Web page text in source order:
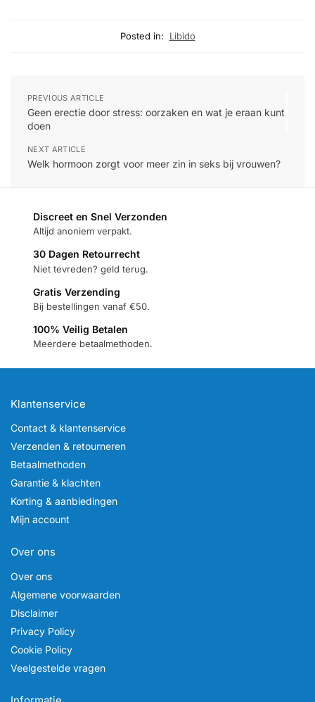
Posted in: Libido
PREVIOUS ARTICLE
Geen erectie door stress: oorzaken en wat je eraan kunt
doen
NEXT ARTICLE
Welk hormoon zorgt voor meer zin in seks bij vrouwen?
Discreet en Snel Verzonden
Altijd anoniem verpakt.
30 Dagen Retourrecht
Niet tevreden? geld terug.
Gratis Verzending
Bij bestellingen vanaf €50.
100% Veilig Betalen
Meerdere betaalmethoden.
Klantenservice
Contact & klantenservice
Verzenden & retourneren
Betaalmethoden
Garantie & klachten
Korting & aanbiedingen
Mijn account
Over ons
Over ons
Algemene voorwaarden
Disclaimer
Privacy Policy
Cookie Policy
Veelgestelde vragen